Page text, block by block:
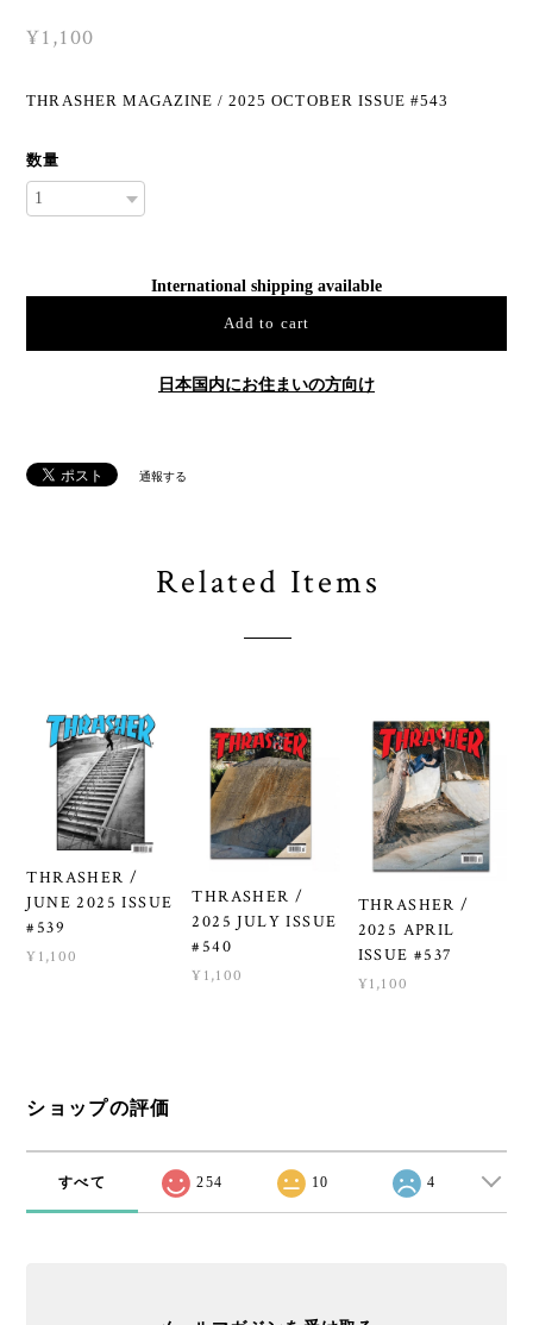
¥1,100
THRASHER MAGAZINE / 2025 OCTOBER ISSUE #543
数量
International shipping available
Add to cart
日本国内にお住まいの方向け
通報する
Related Items
THRASHER /
JUNE 2025 ISSUE
#539
¥1,100
THRASHER /
2025 JULY ISSUE
#540
¥1,100
THRASHER /
2025 APRIL
ISSUE #537
¥1,100
ショップの評価
すべて 254 10 4